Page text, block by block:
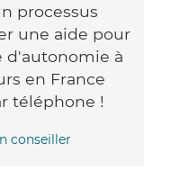
processus
une aide pour
d'autonomie à
en France
téléphone !
conseiller